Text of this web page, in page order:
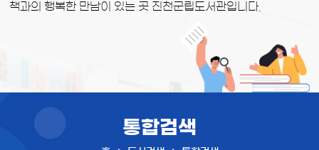
책과의 행복한 만남이 있는 곳 진천군립도서관입니다.
통합검색